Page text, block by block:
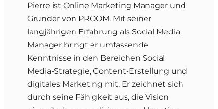
Pierre ist Online Marketing Manager und
Gründer von PROOM. Mit seiner
langjährigen Erfahrung als Social Media
Manager bringt er umfassende
Kenntnisse in den Bereichen Social
Media-Strategie, Content-Erstellung und
digitales Marketing mit. Er zeichnet sich
durch seine Fähigkeit aus, die Vision